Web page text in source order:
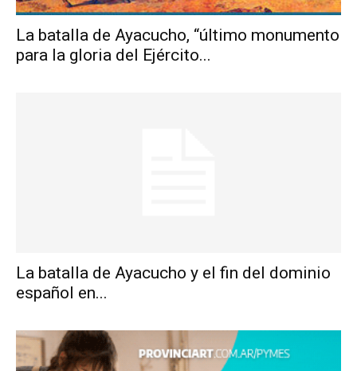
La batalla de Ayacucho, “último monumento
para la gloria del Ejército...
La batalla de Ayacucho y el fin del dominio
español en...